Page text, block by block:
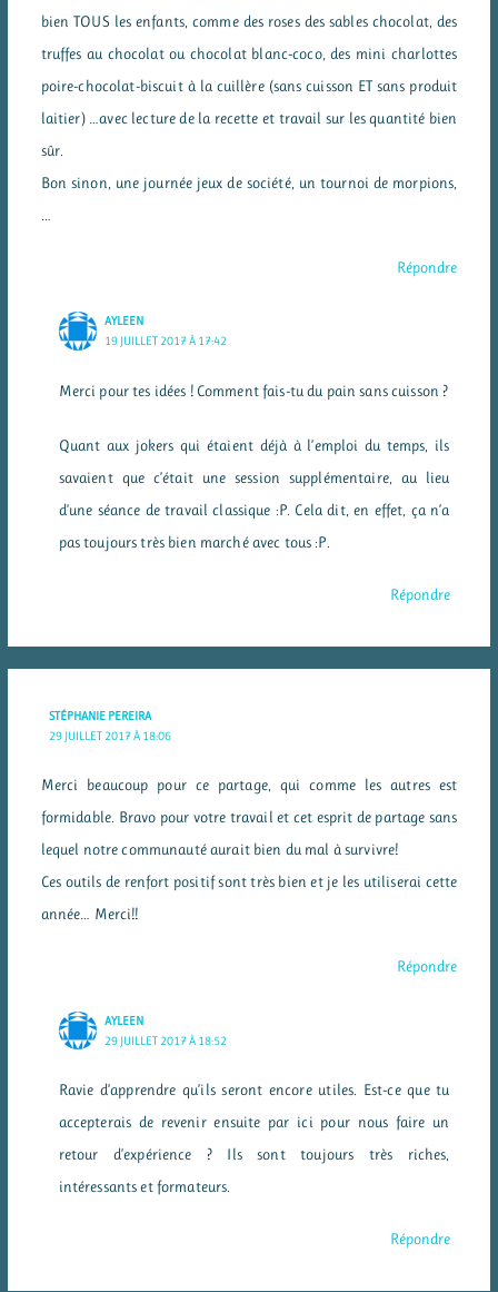
bien TOUS les enfants, comme des roses des sables chocolat, des
truffes au chocolat ou chocolat blanc-coco, des mini charlottes
poire-chocolat-biscuit à la cuillère (sans cuisson ET sans produit
laitier) …avec lecture de la recette et travail sur les quantité bien
sûr.
Bon sinon, une journée jeux de société, un tournoi de morpions,
Répondre
AYLEEN
19 JUILLET 2017 À 17:42
Merci pour tes idées ! Comment fais-tu du pain sans cuisson ?
Quant aux jokers qui étaient déjà à l’emploi du temps, ils
savaient que c’était une session supplémentaire, au lieu
d’une séance de travail classique :P. Cela dit, en effet, ça n’a
pas toujours très bien marché avec tous :P.
Répondre
STÉPHANIE PEREIRA
29 JUILLET 2017 À 18:06
Merci beaucoup pour ce partage, qui comme les autres est
formidable. Bravo pour votre travail et cet esprit de partage sans
lequel notre communauté aurait bien du mal à survivre!
Ces outils de renfort positif sont très bien et je les utiliserai cette
année… Merci!!
Répondre
AYLEEN
29 JUILLET 2017 À 18:52
Ravie d’apprendre qu’ils seront encore utiles. Est-ce que tu
accepterais de revenir ensuite par ici pour nous faire un
retour d’expérience ? Ils sont toujours très riches,
intéressants et formateurs.
Répondre